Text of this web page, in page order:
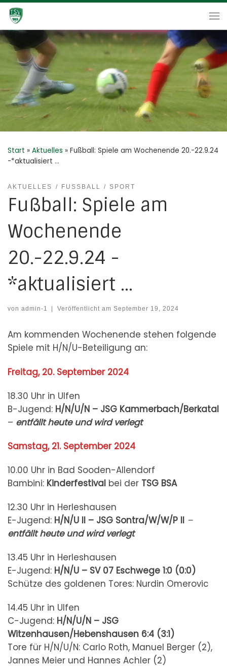
Zum Inhalt springen
Start » Aktuelles » Fußball: Spiele am Wochenende 20.-22.9.24
-*aktualisiert …
AKTUELLES FUSSBALL SPORT
Fußball: Spiele am
Wochenende
20.-22.9.24 -
*aktualisiert …
von admin-1 Veröffentlicht am September 19, 2024
Am kommenden Wochenende stehen folgende
Spiele mit H/N/U-Beteiligung an:
Freitag, 20. September 2024
18.30 Uhr in Ulfen
B-Jugend: H/N/U/N – JSG Kammerbach/Berkatal
– entfällt heute und wird verlegt
Samstag, 21. September 2024
10.00 Uhr in Bad Sooden-Allendorf
Bambini: Kinderfestival bei der TSG BSA
12.30 Uhr in Herleshausen
E-Jugend: H/N/U II – JSG Sontra/W/W/P II –
entfällt heute und wird verlegt
13.45 Uhr in Herleshausen
E-Jugend: H/N/U – SV 07 Eschwege 1:0 (0:0)
Schütze des goldenen Tores: Nurdin Omerovic
14.45 Uhr in Ulfen
C-Jugend: H/N/U/N – JSG
Witzenhausen/Hebenshausen 6:4 (3:1)
Tore für H/N/U/N: Carlo Roth, Manuel Berger (2),
Jannes Meier und Hannes Achler (2)